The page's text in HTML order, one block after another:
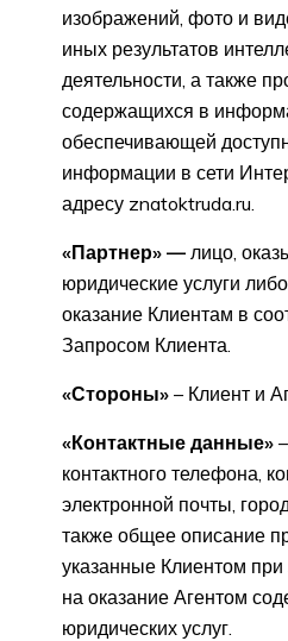
изображений, фото и
иных результатов
деятельности, а также
содержащихся в
обеспечивающей
информации в сети
адресу znatoktruda.ru.
«Партнер» — лицо,
юридические услуги
оказание Клиентам в
Запросом Клиента.
«Стороны» – Клиент и
«Контактные данные»
контактного телефона,
электронной почты,
также общее описание
указанные Клиентом при
на оказание Агентом
юридических услуг.